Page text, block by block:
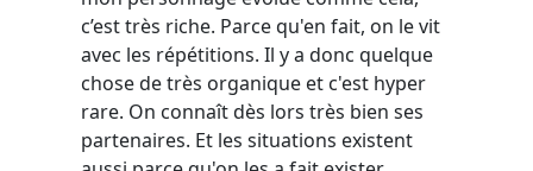
c’est très riche. Parce qu'en fait, on le vit
avec les répétitions. Il y a donc quelque
chose de très organique et c'est hyper
rare. On connaît dès lors très bien ses
partenaires. Et les situations existent